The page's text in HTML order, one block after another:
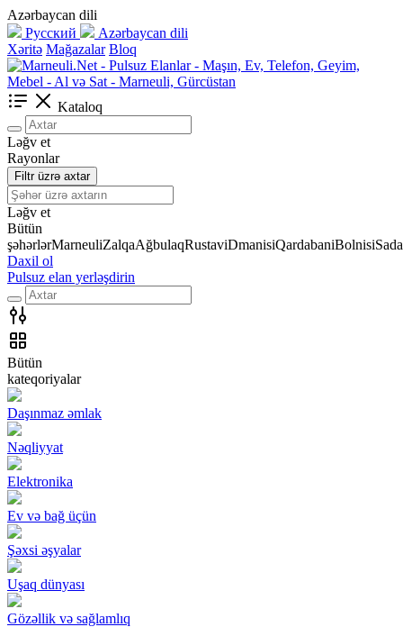
Azərbaycan dili
Русский
Azərbaycan dili
Xəritə Mağazalar Bloq
Kataloq
Ləğv et
Rayonlar
Filtr üzrə axtar
Ləğv et
Bütün
şəhərlərMarneuliZalqaAğbulaqRustaviDmanisiQardabaniBolnisi
Daxil ol
Pulsuz elan yerləşdirin
Bütün
kateqoriyalar
Daşınmaz əmlak
Nəqliyyat
Elektronika
Ev və bağ üçün
Şəxsi əşyalar
Uşaq dünyası
Gözəllik və sağlamlıq